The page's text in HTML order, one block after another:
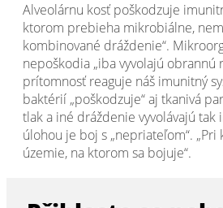
Alveolárnu kosť poškodzuje
ktorom prebieha mikrobiálne,
kombinované dráždenie“.
nepoškodia „iba vyvolajú obrannú
prítomnosť reaguje náš imunitný
baktérií „poškodzuje“ aj tkanivá
tlak a iné dráždenie vyvolávajú tak
úlohou je boj s „nepriateľom“.
územie, na ktorom sa bojuje“.